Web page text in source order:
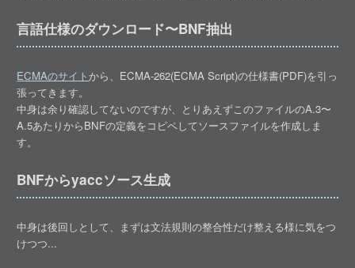
言語仕様のダウンロード〜BNF抽出
ECMAのサイトから、ECMA-262(ECMA Script)の仕様書(PDF)を引っ
張ってきます。
中身は余り確認してないのですが、とりあえずこのファイルのA.3〜
A.5あたりからBNFの定義をコピペしてソースファイルを作成しま
す。
BNFからyaccソース生成
中身は後回しとして、まずは文法規則の整合性だけ整える様に気をつ
けつつ...